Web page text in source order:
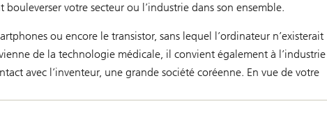
votre secteur ou l’industrie dans son ensemble.
ou encore le transistor, sans lequel l’ordinateur n’existerait
de la technologie médicale, il convient également à l’industrie
avec l’inventeur, une grande société coréenne. En vue de votre